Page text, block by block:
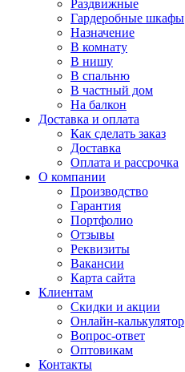
Раздвижные
Гардеробные шкафы
Назначение
В комнату
В нишу
В спальню
В частный дом
На балкон
Доставка и оплата
Как сделать заказ
Доставка
Оплата и рассрочка
О компании
Производство
Гарантия
Портфолио
Отзывы
Реквизиты
Вакансии
Карта сайта
Клиентам
Скидки и акции
Онлайн-калькулятор
Вопрос-ответ
Оптовикам
Контакты